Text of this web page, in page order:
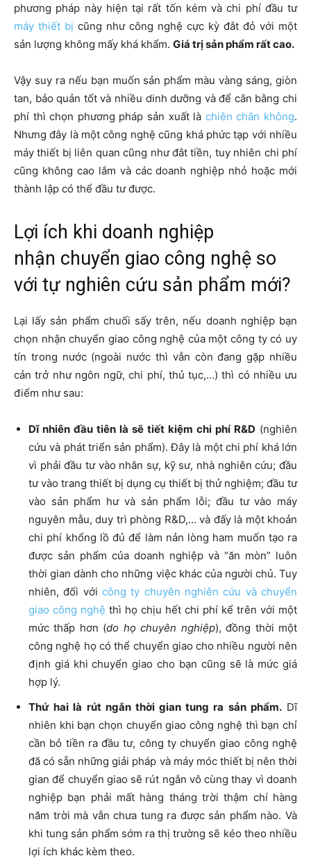
phương pháp này hiện tại rất tốn kém và chi phí đầu tư
máy thiết bị cũng như công nghệ cực kỳ đắt đỏ với một
sản lượng không mấy khá khẩm. Giá trị sản phẩm rất cao.
Vậy suy ra nếu bạn muốn sản phẩm màu vàng sáng, giòn
tan, bảo quản tốt và nhiều dinh dưỡng và để cân bằng chi
phí thì chọn phương pháp sản xuất là chiên chân không.
Nhưng đây là một công nghệ cũng khá phức tạp với nhiều
máy thiết bị liên quan cũng như đắt tiền, tuy nhiên chi phí
cũng không cao lắm và các doanh nghiệp nhỏ hoặc mới
thành lập có thể đầu tư được.
Lợi ích khi doanh nghiệp
nhận chuyển giao công nghệ so
với tự nghiên cứu sản phẩm mới?
Lại lấy sản phẩm chuối sấy trên, nếu doanh nghiệp bạn
chọn nhận chuyển giao công nghệ của một công ty có uy
tín trong nước (ngoài nước thì vẫn còn đang gặp nhiều
cản trở như ngôn ngữ, chi phí, thủ tục,…) thì có nhiều ưu
điểm như sau:
Dĩ nhiên đầu tiên là sẽ tiết kiệm chi phí R&D (nghiên
cứu và phát triển sản phẩm). Đây là một chi phí khá lớn
vì phải đầu tư vào nhân sự, kỹ sư, nhà nghiên cứu; đầu
tư vào trang thiết bị dụng cụ thiết bị thử nghiệm; đầu tư
vào sản phẩm hư và sản phẩm lỗi; đầu tư vào máy
nguyên mẫu, duy trì phòng R&D,… và đấy là một khoản
chi phí khổng lồ đủ để làm nản lòng ham muốn tạo ra
được sản phẩm của doanh nghiệp và “ăn mòn” luôn
thời gian dành cho những việc khác của người chủ. Tuy
nhiên, đối với công ty chuyên nghiên cứu và chuyển
giao công nghệ thì họ chịu hết chi phí kể trên với một
mức thấp hơn (do họ chuyên nghiệp), đồng thời một
công nghệ họ có thể chuyển giao cho nhiều người nên
định giá khi chuyển giao cho bạn cũng sẽ là mức giá
hợp lý.
Thứ hai là rút ngắn thời gian tung ra sản phẩm.Dĩ
nhiên khi bạn chọn chuyển giao công nghệ thì bạn chỉ
cần bỏ tiền ra đầu tư, công ty chuyển giao công nghệ
đã có sẵn những giải pháp và máy móc thiết bị nên thời
gian để chuyển giao sẽ rút ngắn vô cùng thay vì doanh
nghiệp bạn phải mất hàng tháng trời thậm chí hàng
năm trời mà vẫn chưa tung ra được sản phẩm nào. Và
khi tung sản phẩm sớm ra thị trường sẽ kéo theo nhiều
lợi ích khác kèm theo.